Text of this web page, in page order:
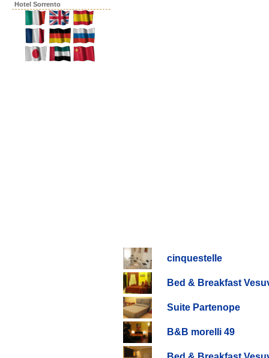
Hotel Sorrento
cinquestelle
Bed & Breakfast
Suite Partenope
B&B morelli 49